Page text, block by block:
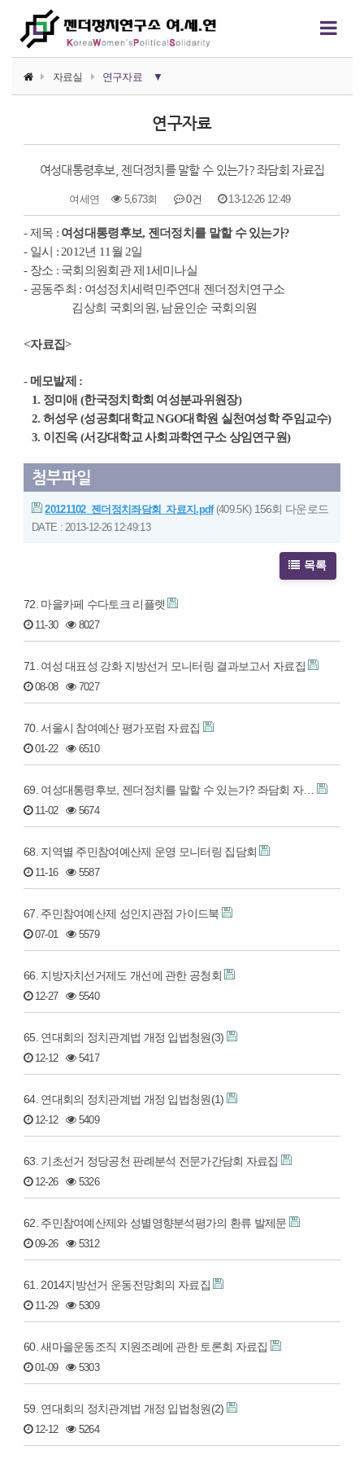
자료실 연구자료 ▼
논평/성명
언론보도
행사자료
카드뉴스
정치에서의 여성폭력
연구자료
여성대통령후보, 젠더정치를 말할 수 있는가? 좌담회 자료집
여세연 5,673회 0건 13-12-26 12:49
본문
- 제목 : 여성대통령후보, 젠더정치를 말할 수 있는가?
- 일시 : 2012년 11월 2일
- 장소 : 국회의원회관 제1세미나실
- 공동주최 : 여성정치세력민주연대 젠더정치연구소
김상희 국회의원, 남윤인순 국회의원
<자료집>
-메모발제 :
1. 정미애 (한국정치학회 여성분과위원장)
2. 허성우 (성공회대학교 NGO대학원 실천여성학 주임교수)
3. 이진옥 (서강대학교 사회과학연구소 상임연구원)
첨부파일
20121102_젠더정치좌담회_자료지.pdf(409.5K) 156회 다운로드
DATE : 2013-12-26 12:49:13
목록
72. 마을카페 수다토크 리플렛
11-30 8027
71. 여성 대표성 강화 지방선거 모니터링 결과보고서 자료집
08-08 7027
70. 서울시 참여예산 평가포럼 자료집
01-22 6510
69. 여성대통령후보, 젠더정치를 말할 수 있는가? 좌담회 자…
11-02 5674
68. 지역별 주민참여예산제 운영 모니터링 집담회
11-16 5587
67. 주민참여예산제 성인지관점 가이드북
07-01 5579
66. 지방자치선거제도 개선에 관한 공청회
12-27 5540
65. 연대회의 정치관계법 개정 입법청원(3)
12-12 5417
64. 연대회의 정치관계법 개정 입법청원(1)
12-12 5409
63. 기초선거 정당공천 판례분석 전문가간담회 자료집
12-26 5326
62. 주민참여예산제와 성별영향분석평가의 환류 발제문
09-26 5312
61. 2014지방선거 운동전망회의 자료집
11-29 5309
60. 새마을운동조직 지원조례에 관한 토론회 자료집
01-09 5303
59. 연대회의 정치관계법 개정 입법청원(2)
12-12 5264